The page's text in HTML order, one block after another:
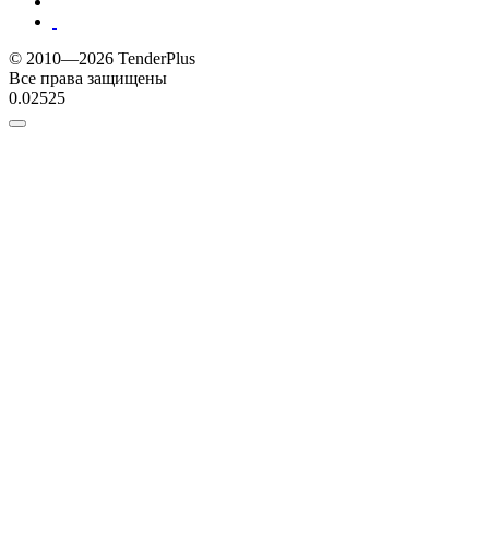
© 2010—2026 TenderPlus
Все права защищены
0.02525